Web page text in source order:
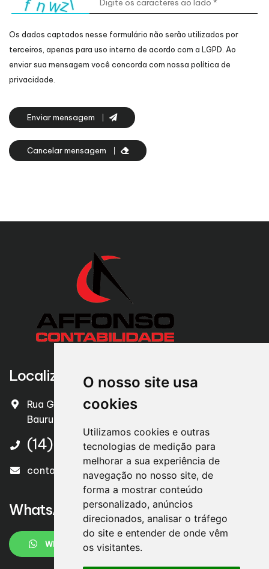
O nosso site usa
cookies
Utilizamos cookies e outras
tecnologias de medição para
melhorar a sua experiência de
navegação no nosso site, de
forma a mostrar conteúdo
personalizado, anúncios
direcionados, analisar o tráfego
do site e entender de onde vêm
os visitantes.
Os dados captados nesse formulário não serão utilizados por
terceiros, apenas para uso interno de acordo com a LGPD . Ao
enviar sua mensagem você concorda com nossa política de
privacidade.
Enviar mensagem
Cancelar mensagem
Localização
Rua Goiás - nº 3-28 – Higienópolis
Bauru / SP – CEP. 17013-610
(14) 3879-7242
contato@affonsocontabilidade.com.br
WhatsApp
WHATSAPP